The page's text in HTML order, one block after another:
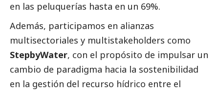
en las peluquerías hasta en un 69%.
Además, participamos en alianzas
multisectoriales y multistakeholders como
StepbyWater, con el propósito de impulsar un
cambio de paradigma hacia la sostenibilidad
en la gestión del recurso hídrico entre el